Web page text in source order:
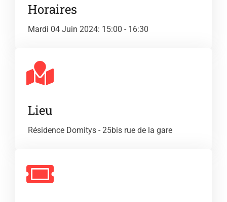
Horaires
Mardi 04 Juin 2024: 15:00 - 16:30
Lieu
Résidence Domitys - 25bis rue de la gare